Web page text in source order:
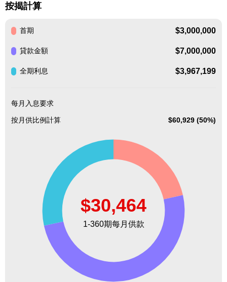
按揭計算
首期 $3,000,000
貸款金額 $7,000,000
全期利息 $3,967,199
每月入息要求
按月供比例計算 $60,929 (50%)